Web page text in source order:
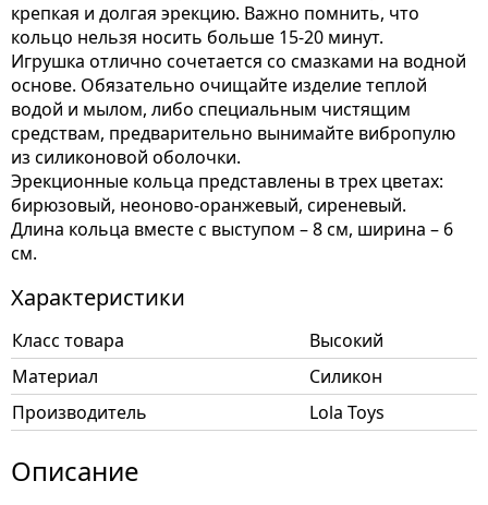
крепкая и долгая эрекцию. Важно помнить, что
кольцо нельзя носить больше 15-20 минут.
Игрушка отлично сочетается со смазками на водной
основе. Обязательно очищайте изделие теплой
водой и мылом, либо специальным чистящим
средствам, предварительно вынимайте вибропулю
из силиконовой оболочки.
Эрекционные кольца представлены в трех цветах:
бирюзовый, неоново-оранжевый, сиреневый.
Длина кольца вместе с выступом – 8 см, ширина – 6
см.
Характеристики
Класс товара
Высокий
Материал
Силикон
Производитель
Lola Toys
Описание